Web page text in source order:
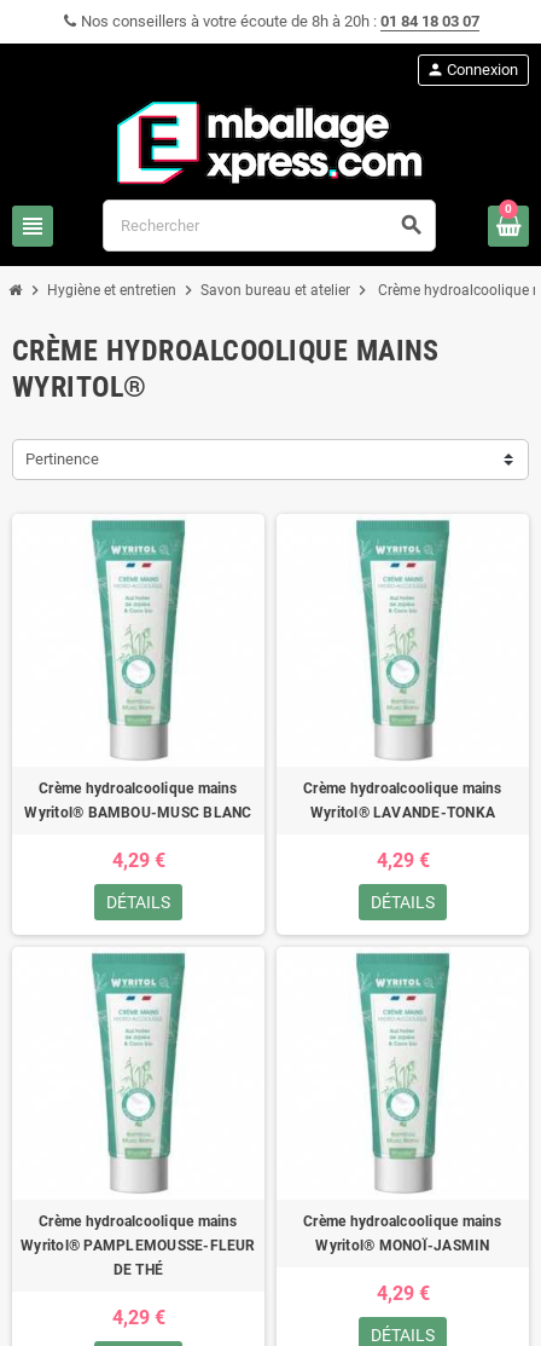
Nos conseillers à votre écoute de 8h à 20h : 01 84 18 03 07
view_headline search
person Connexion
0
chevron_right Hygiène et entretien chevron_right Savon bureau et atelier chevron_right Crème hydroalcoolique
CRÈME HYDROALCOOLIQUE MAINS
WYRITOL®
Pertinence
Crème hydroalcoolique mains
Wyritol® BAMBOU-MUSC BLANC
4,29 €
DÉTAILS
Crème hydroalcoolique mains
Wyritol® LAVANDE-TONKA
4,29 €
DÉTAILS
Crème hydroalcoolique mains
Wyritol® PAMPLEMOUSSE-FLEUR
DE THÉ
4,29 €
Crème hydroalcoolique mains
Wyritol® MONOÏ-JASMIN
4,29 €
DÉTAILS